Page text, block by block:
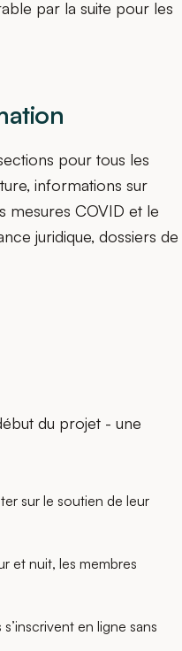
par la suite pour les
pour tous les
informations sur
mesures COVID et le
juridique, dossiers de
du projet - une
sur le soutien de leur
et nuit, les membres
en ligne sans